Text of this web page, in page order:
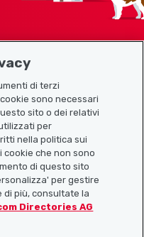
di terzi
sono necessari
sito o dei relativi
per
nella politica sui
cookie che non sono
di questo sito
per gestire
di più, consultate la
Directories AG